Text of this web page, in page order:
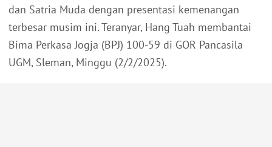
dan Satria Muda dengan presentasi kemenangan
terbesar musim ini. Teranyar, Hang Tuah membantai
Bima Perkasa Jogja (BPJ) 100-59 di GOR Pancasila
UGM, Sleman, Minggu (2/2/2025).